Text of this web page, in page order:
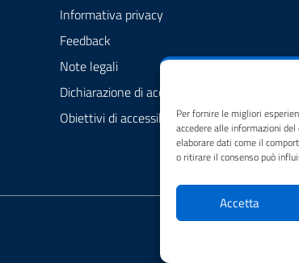
Per fornire le migliori
accedere alle informazioni
elaborare dati come il
o ritirare il consenso può
Accetta
Informativa privacy
Feedback
Note legali
Dichiarazione di accessibilità
Obiettivi di accessibilità